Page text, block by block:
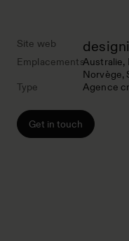
Site web
EmplacementsAustralie
Norvège
Type
Agence
Get in touch